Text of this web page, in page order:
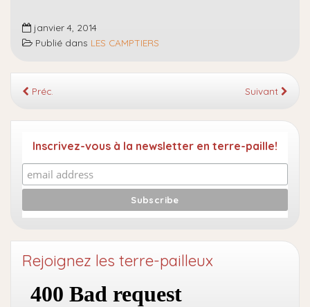
janvier 4, 2014
Publié dans LES CAMPTIERS
Préc. Suivant
Inscrivez-vous à la newsletter en terre-paille!
Rejoignez les terre-pailleux